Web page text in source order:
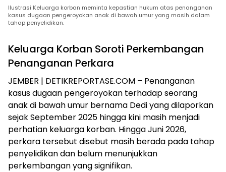
Ilustrasi Keluarga korban meminta kepastian hukum atas penanganan
kasus dugaan pengeroyokan anak di bawah umur yang masih dalam
tahap penyelidikan.
Keluarga Korban Soroti Perkembangan
Penanganan Perkara
JEMBER | DETIKREPORTASE.COM – Penanganan
kasus dugaan pengeroyokan terhadap seorang
anak di bawah umur bernama Dedi yang dilaporkan
sejak September 2025 hingga kini masih menjadi
perhatian keluarga korban. Hingga Juni 2026,
perkara tersebut disebut masih berada pada tahap
penyelidikan dan belum menunjukkan
perkembangan yang signifikan.